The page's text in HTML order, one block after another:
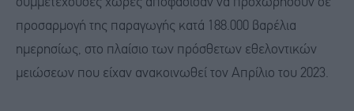
συμμετέχουσες χώρες αποφάσισαν να προχωρήσουν σε
προσαρμογή της παραγωγής κατά 188.000 βαρέλια
ημερησίως, στο πλαίσιο των πρόσθετων εθελοντικών
μειώσεων που είχαν ανακοινωθεί τον Απρίλιο του 2023.